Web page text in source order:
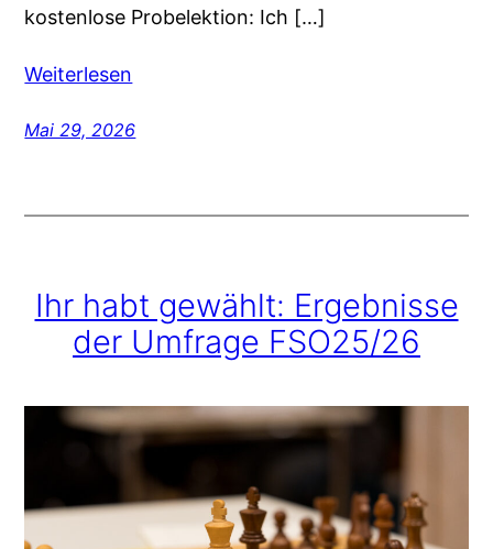
kostenlose Probelektion: Ich […]
Weiterlesen
Mai 29, 2026
Ihr habt gewählt: Ergebnisse
der Umfrage FSO25/26